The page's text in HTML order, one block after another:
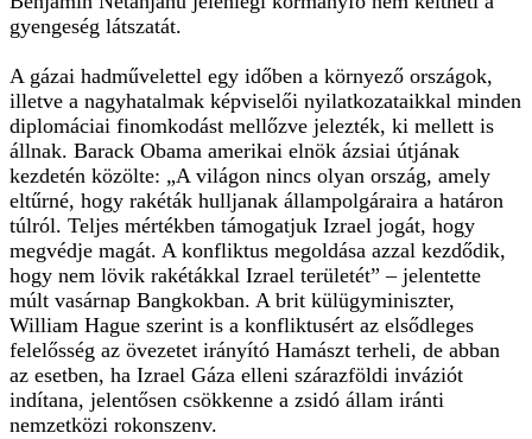
gyengeség látszatát.
A gázai hadművelettel egy időben a környező országok,
illetve a nagyhatalmak képviselői nyilatkozataikkal minden
diplomáciai finomkodást mellőzve jelezték, ki mellett is
állnak. Barack Obama amerikai elnök ázsiai útjának
kezdetén közölte: „A világon nincs olyan ország, amely
eltűrné, hogy rakéták hulljanak állampolgáraira a határon
túlról. Teljes mértékben támogatjuk Izrael jogát, hogy
megvédje magát. A konfliktus megoldása azzal kezdődik,
hogy nem lövik rakétákkal Izrael területét” – jelentette
múlt vasárnap Bangkokban. A brit külügyminiszter,
William Hague szerint is a konfliktusért az elsődleges
felelősség az övezetet irányító Hamászt terheli, de abban
az esetben, ha Izrael Gáza elleni szárazföldi inváziót
indítana, jelentősen csökkenne a zsidó állam iránti
nemzetközi rokonszenv.